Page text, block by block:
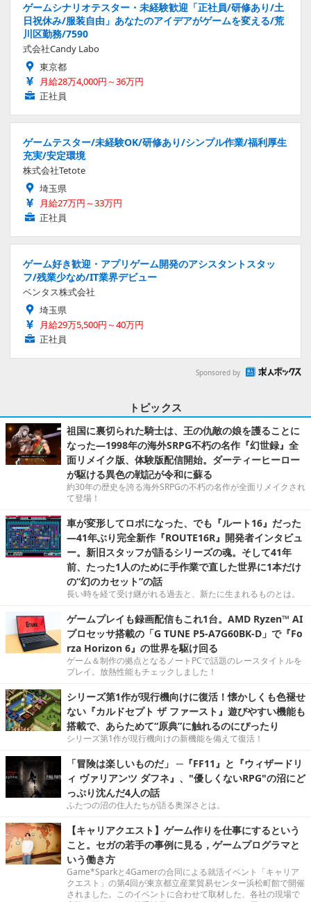
ゲームシナリオテスター・未経験歓迎「正社員/研修あり/土
日祝休み/服装自由」あなたのアイデアがゲームを変える/荒
川区勤務/7590
式会社Candy Labo
東京都
月給28万4,000円～36万円
正社員
ゲームテスター/未経験OK/研修あり/シンプル作業/福利厚生
充実/安定環境
株式会社Tetote
埼玉県
月給27万円～33万円
正社員
ゲーム好き歓迎・アプリゲーム開発のアシスタントスタッ
フ/残業少なめ/IT業界デビュー
ベンタス株式会社
埼玉県
月給29万5,500円～40万円
正社員
Sponsored by
トピックス
祖国に裏切られた騎士は、王の仇敵の娘を護ることに
なった―1998年の海外SRPG不朽の名作『幻世録』全
面リメイク版、体験版配信開始。ダーティーヒーロー
が駆ける異色の戦記が令和に蘇る
約30年の歴史を誇る海外SRPGの不朽の名作が全面リメイクされ
て登場！
車が変形してロボになった、でも『ルート16』だった
―41年ぶり完全新作『ROUTE16R』開発者インタビュ
ー。新旧スタッフが語るシリーズの魂。そして41年
前、たった1人のために手作業で直した世界に1本だけ
の“幻のカセット”の話
長い時を経て受け継がれる過去と、新たに生まれるものとは。
ゲームプレイも録画配信もこれ1台。AMD Ryzen™ AI
プロセッサ搭載の「G TUNE P5-A7G60BK-D」で『Fo
rza Horizon 6』の世界を駆け回る
ゲーム＆制作の拠点となるノートPCで話題のレースタイトルを
プレイ。放熱性能もチェックしました！
シリーズ第1作が現行機向けに復活！懐かしくも色褪せ
ない『カルドセプト ザ ファースト』遊びやすい機能も
搭載で、あらためて“原典”に触れるのにぴったり
シリーズ第1作が現行機向けの新機能を備えて復活！
「冒険は楽しいものだ」 ─『FF11』と『ウィザードリ
ィ ヴァリアンツ ダフネ』、"優しくないRPG"の沼にど
っぷり沈んだ4人の話
ふたつの沼の住人たちが語る奥深さとは。
【キャリアクエスト】ゲーム作りを仕事にするという
こと。セガの若手の事例に見る，ゲームプログラマと
いう働き方
Game*Sparkと4Gamerの合同による就活イベント「キャリア
クエスト」の第4回が東京都立産業貿易センター浜松町館で開催
されました。このイベントに合わせて取材した、各社の現場で